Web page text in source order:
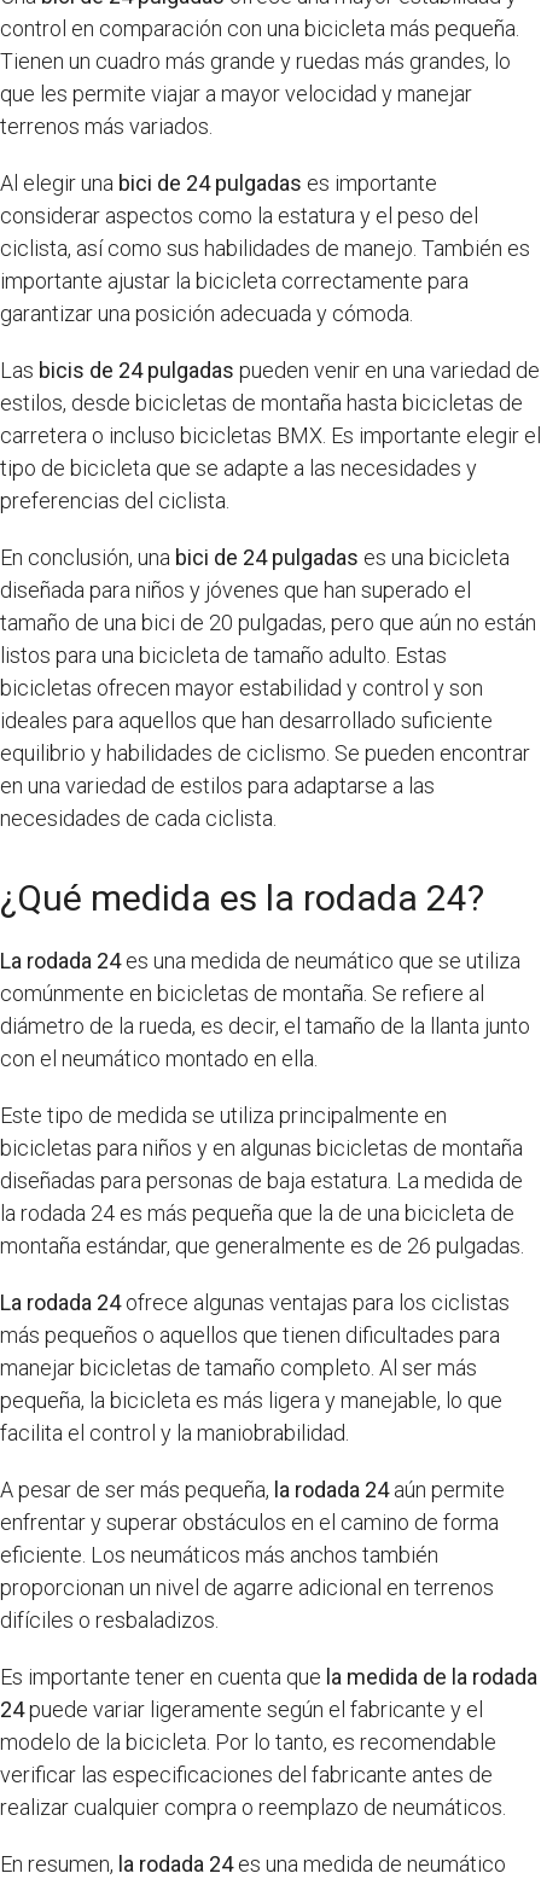
control en comparación con una bicicleta más pequeña.
Tienen un cuadro más grande y ruedas más grandes, lo
que les permite viajar a mayor velocidad y manejar
terrenos más variados.
Al elegir una bici de 24 pulgadas es importante
considerar aspectos como la estatura y el peso del
ciclista, así como sus habilidades de manejo. También es
importante ajustar la bicicleta correctamente para
garantizar una posición adecuada y cómoda.
Las bicis de 24 pulgadas pueden venir en una variedad de
estilos, desde bicicletas de montaña hasta bicicletas de
carretera o incluso bicicletas BMX. Es importante elegir el
tipo de bicicleta que se adapte a las necesidades y
preferencias del ciclista.
En conclusión, una bici de 24 pulgadas es una bicicleta
diseñada para niños y jóvenes que han superado el
tamaño de una bici de 20 pulgadas, pero que aún no están
listos para una bicicleta de tamaño adulto. Estas
bicicletas ofrecen mayor estabilidad y control y son
ideales para aquellos que han desarrollado suficiente
equilibrio y habilidades de ciclismo. Se pueden encontrar
en una variedad de estilos para adaptarse a las
necesidades de cada ciclista.
¿Qué medida es la rodada 24?
La rodada 24es una medida de neumático que se utiliza
comúnmente en bicicletas de montaña. Se refiere al
diámetro de la rueda, es decir, el tamaño de la llanta junto
con el neumático montado en ella.
Este tipo de medida se utiliza principalmente en
bicicletas para niños y en algunas bicicletas de montaña
diseñadas para personas de baja estatura. La medida de
la rodada 24 es más pequeña que la de una bicicleta de
montaña estándar, que generalmente es de 26 pulgadas.
La rodada 24ofrece algunas ventajas para los ciclistas
más pequeños o aquellos que tienen dificultades para
manejar bicicletas de tamaño completo. Al ser más
pequeña, la bicicleta es más ligera y manejable, lo que
facilita el control y la maniobrabilidad.
A pesar de ser más pequeña, la rodada 24aún permite
enfrentar y superar obstáculos en el camino de forma
eficiente. Los neumáticos más anchos también
proporcionan un nivel de agarre adicional en terrenos
difíciles o resbaladizos.
Es importante tener en cuenta que la medida de la rodada
24puede variar ligeramente según el fabricante y el
modelo de la bicicleta. Por lo tanto, es recomendable
verificar las especificaciones del fabricante antes de
realizar cualquier compra o reemplazo de neumáticos.
En resumen, la rodada 24es una medida de neumático